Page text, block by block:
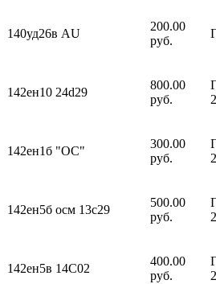
140уд26в AU
200.00
руб.
142ен10 24d29
800.00
руб.
142ен1б "ОС"
300.00
руб.
142ен5б осм 13с29
500.00
руб.
142ен5в 14C02
400.00
руб.